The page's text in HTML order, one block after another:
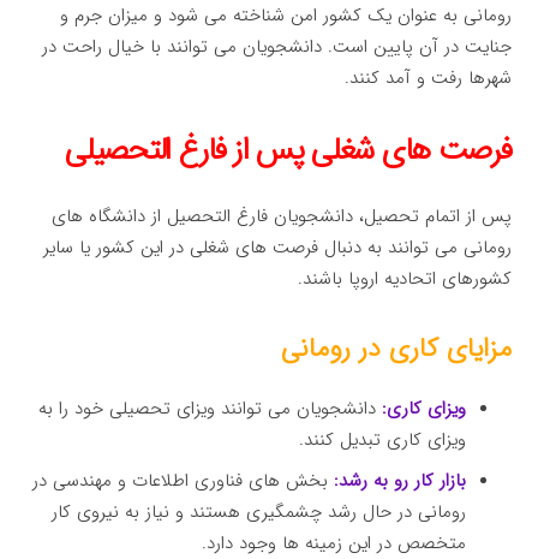
رومانی به عنوان یک کشور امن شناخته می شود و میزان جرم و
جنایت در آن پایین است. دانشجویان می توانند با خیال راحت در
شهرها رفت و آمد کنند.
فرصت های شغلی پس از فارغ التحصیلی
پس از اتمام تحصیل، دانشجویان فارغ التحصیل از دانشگاه های
رومانی می توانند به دنبال فرصت های شغلی در این کشور یا سایر
کشورهای اتحادیه اروپا باشند.
مزایای کاری در رومانی
ویزای کاری: دانشجویان می توانند ویزای تحصیلی خود را به
ویزای کاری تبدیل کنند.
بازار کار رو به رشد: بخش های فناوری اطلاعات و مهندسی در
رومانی در حال رشد چشمگیری هستند و نیاز به نیروی کار
متخصص در این زمینه ها وجود دارد.